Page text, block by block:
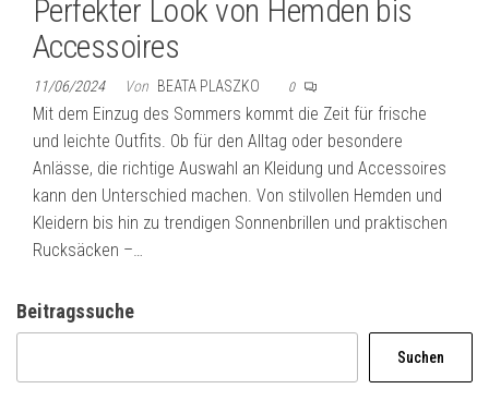
Perfekter Look von Hemden bis
Accessoires
11/06/2024 Von BEATA PLASZKO 0
Mit dem Einzug des Sommers kommt die Zeit für frische
und leichte Outfits. Ob für den Alltag oder besondere
Anlässe, die richtige Auswahl an Kleidung und Accessoires
kann den Unterschied machen. Von stilvollen Hemden und
Kleidern bis hin zu trendigen Sonnenbrillen und praktischen
Rucksäcken –…
Beitragssuche
Suchen